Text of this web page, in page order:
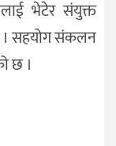
भेटेर संयुक्त
। सहयोग संकलन
छ ।